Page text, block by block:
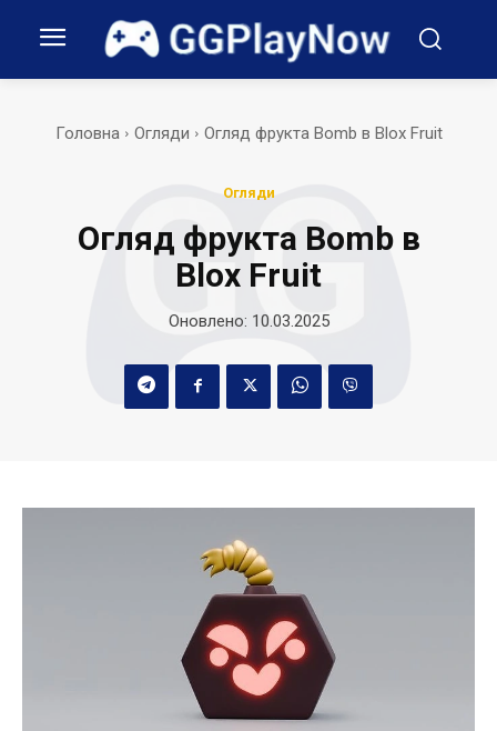
Головна Огляди Огляд фрукта Bomb в Blox Fruit
Огляди
Огляд фрукта Bomb в
Blox Fruit
Оновлено: 10.03.2025